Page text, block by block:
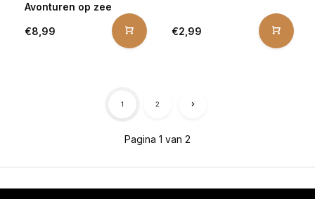
Avonturen op zee
€8,99 €2,99
Pagina 1 van 2
1 2